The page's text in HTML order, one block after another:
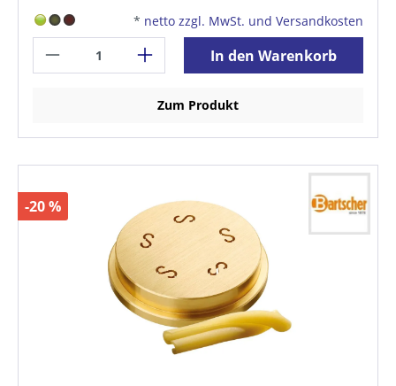
* netto zzgl. MwSt. und Versandkosten
In den Warenkorb
Zum Produkt
-20 %